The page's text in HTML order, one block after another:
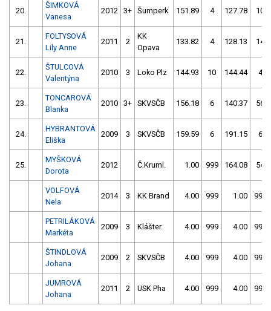
20.
ŠIMKOVÁ
Vanesa
2012 3+ Šumperk 151.89 4 127.78 10
21.
FOLTYSOVÁ
Lily Anne
2011 2
KK
Opava
133.82 4 128.13 14
22.
ŠTULCOVÁ
Valentýna
2010 3 Loko Plz 144.93 10 144.44 4
23.
TONCAROVÁ
Blanka
2010 3+ SKVSČB 156.18 6 140.37 56
24.
HYBRANTOVÁ
Eliška
2009 3 SKVSČB 159.59 6 191.15 6
25.
MYŠKOVÁ
Dorota
2012 Č.Kruml. 1.00 999 164.08 54
VOLFOVÁ
Nela
2014 3 KK Brand 4.00 999 1.00 999
PETRILÁKOVÁ
Markéta
2009 3 Klášter. 4.00 999 4.00 999
ŠTINDLOVÁ
Johana
2009 2 SKVSČB 4.00 999 4.00 999
JUMROVÁ
Johana
2011 2 USK Pha 4.00 999 4.00 999